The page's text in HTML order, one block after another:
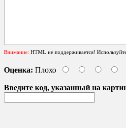
Внимание: HTML не поддерживается!
Оценка: Плохо
Введите код, указанный на